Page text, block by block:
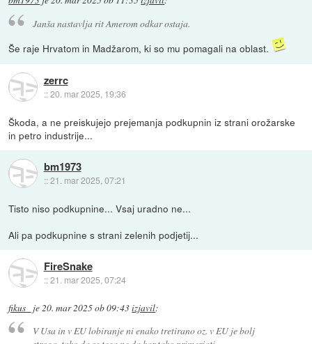
Janša nastavlja rit Amerom odkar ostaja.
Še raje Hrvatom in Madžarom, ki so mu pomagali na oblast.
zerrc
::20. mar 2025, 19:36
Škoda, a ne preiskujejo prejemanja podkupnin iz strani orožarske
in petro industrije...
bm1973
::21. mar 2025, 07:21
Tisto niso podkupnine... Vsaj uradno ne...
Ali pa podkupnine s strani zelenih podjetij...
FireSnake
::21. mar 2025, 07:24
fikus_ je 20. mar 2025 ob 09:43izjavil:
V Usa in v EU lobiranje ni enako tretirano oz. v EU je bolj